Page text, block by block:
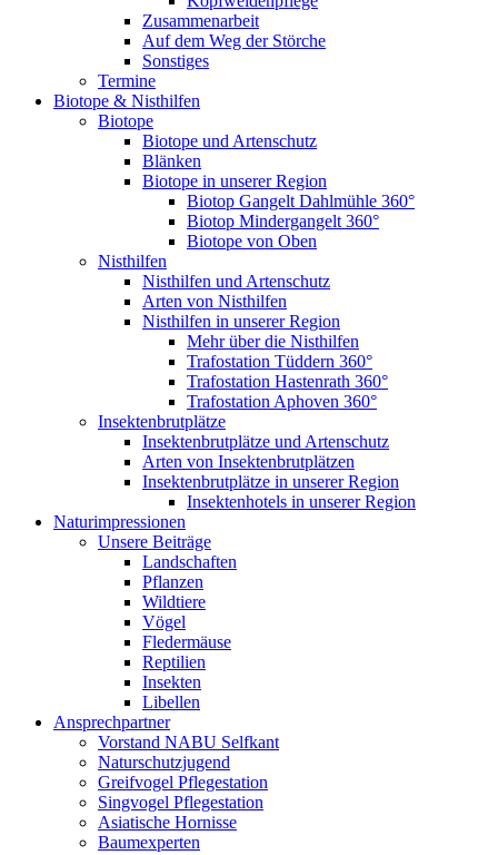
Zusammenarbeit
Auf dem Weg der Störche
Sonstiges
Termine
Biotope & Nisthilfen
Biotope
Biotope und Artenschutz
Blänken
Biotope in unserer Region
Biotop Gangelt Dahlmühle 360°
Biotop Mindergangelt 360°
Biotope von Oben
Nisthilfen
Nisthilfen und Artenschutz
Arten von Nisthilfen
Nisthilfen in unserer Region
Mehr über die Nisthilfen
Trafostation Tüddern 360°
Trafostation Hastenrath 360°
Trafostation Aphoven 360°
Insektenbrutplätze
Insektenbrutplätze und Artenschutz
Arten von Insektenbrutplätzen
Insektenbrutplätze in unserer Region
Insektenhotels in unserer Region
Naturimpressionen
Unsere Beiträge
Landschaften
Pflanzen
Wildtiere
Vögel
Fledermäuse
Reptilien
Insekten
Libellen
Ansprechpartner
Vorstand NABU Selfkant
Naturschutzjugend
Greifvogel Pflegestation
Singvogel Pflegestation
Asiatische Hornisse
Baumexperten